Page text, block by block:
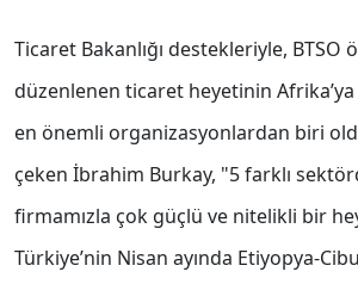
Ticaret Bakanlığı destekleriyle, BTSO
düzenlenen ticaret heyetinin
en önemli organizasyonlardan biri
çeken İbrahim Burkay, "5 farklı
firmamızla çok güçlü ve nitelikli bir
Türkiye’nin Nisan ayında Etiyopya-